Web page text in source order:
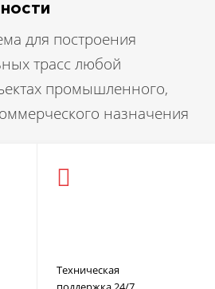
для построения
трасс любой
промышленного,
назначения
Техническая